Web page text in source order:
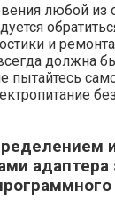
любой
и
должна
пытайтесь